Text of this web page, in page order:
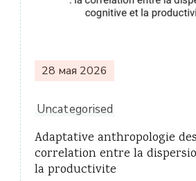
записям
28 мая 2026
Uncategorised
Adaptative anthropologie
correlation entre la
la productivite